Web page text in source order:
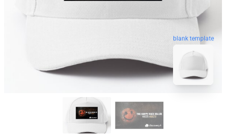
blank template